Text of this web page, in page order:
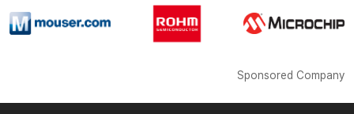
Sponsored Company